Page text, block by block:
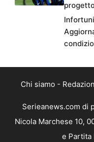
Chi siamo -
Serieanews.com di
Nicola Marchese 10,
e Partita